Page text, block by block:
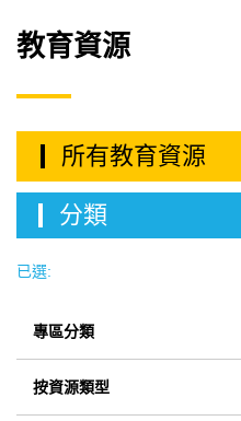
教育資源
所有教育資源
分類
已選:
專區分類
按資源類型